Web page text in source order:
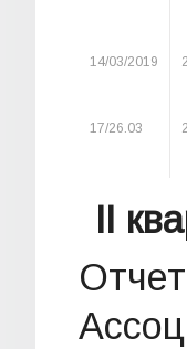
14/03/2019
17/26.03
II